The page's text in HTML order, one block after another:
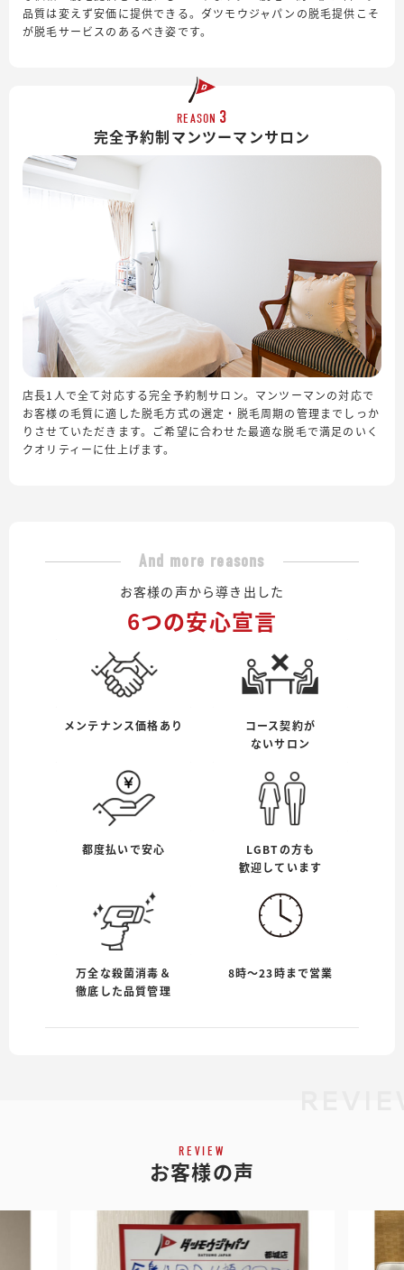
品質は変えず安価に提供できる。ダツモウジャパンの脱毛提供こそ
が脱毛サービスのあるべき姿です。
REASON 3
完全予約制マンツーマンサロン
店長1人で全て対応する完全予約制サロン。マンツーマンの対応で
お客様の毛質に適した脱毛方式の選定・脱毛周期の管理までしっか
りさせていただきます。ご希望に合わせた最適な脱毛で満足のいく
クオリティーに仕上げます。
And more reasons
お客様の声から導き出した
6つの安心宣言
メンテナンス価格あり
コース契約が
ないサロン
都度払いで安心
LGBTの方も
歓迎しています
万全な殺菌消毒＆
徹底した品質管理
8時〜23時まで営業
REVIEW
お客様の声